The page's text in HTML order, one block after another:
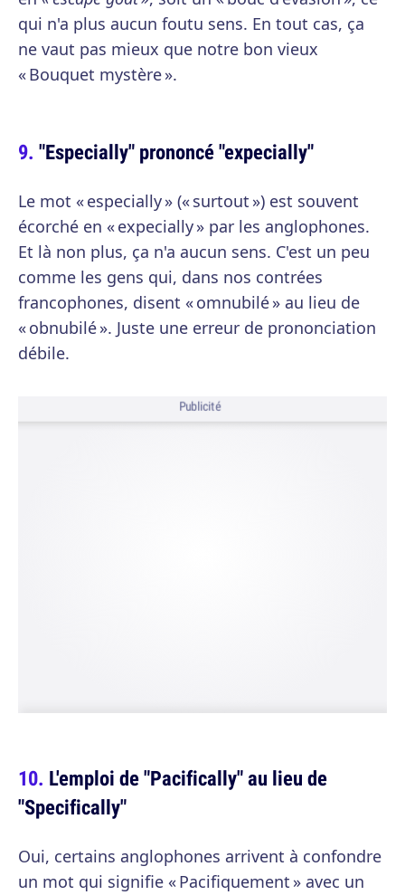
qui n'a plus aucun foutu sens. En tout cas, ça
ne vaut pas mieux que notre bon vieux
« Bouquet mystère ».
"Especially" prononcé "expecially"
Le mot « especially » (« surtout ») est souvent
écorché en « expecially » par les anglophones.
Et là non plus, ça n'a aucun sens. C'est un peu
comme les gens qui, dans nos contrées
francophones, disent « omnubilé » au lieu de
« obnubilé ». Juste une erreur de prononciation
débile.
Publicité
L'emploi de "Pacifically" au lieu de
"Specifically"
Oui, certains anglophones arrivent à confondre
un mot qui signifie « Pacifiquement » avec un